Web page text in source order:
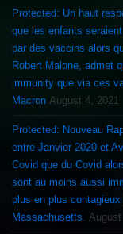
Protected: Un haut
que les enfants
par des vaccins alors
Robert Malone, admet
immunity que via ces
Macron August 4, 2021
Protected: Nouveau
entre Janvier 2020 et
Covid que du Covid
sont au moins aussi
plus en plus
Massachusetts.
August